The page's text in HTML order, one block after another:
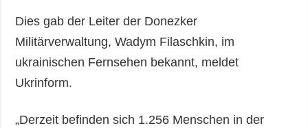
Dies gab der Leiter der Donezker
Militärverwaltung, Wadym Filaschkin, im
ukrainischen Fernsehen bekannt, meldet
Ukrinform.
„Derzeit befinden sich 1.256 Menschen in der